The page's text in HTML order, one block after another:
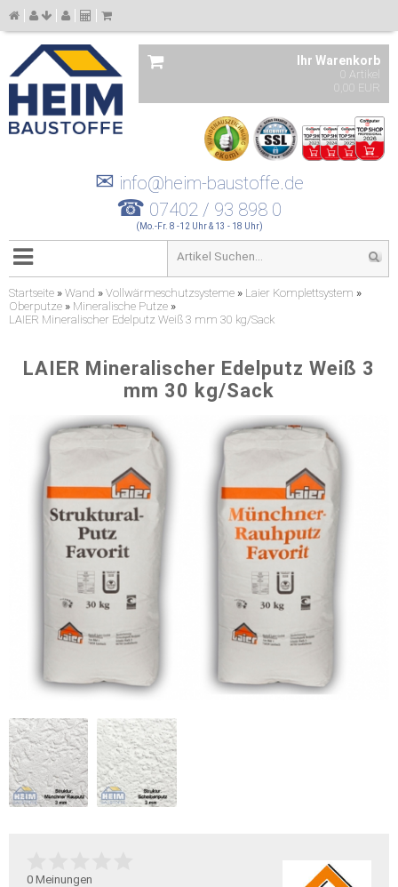
Ihr Warenkorb
0 Artikel
0,00 EUR
✉ info@heim-baustoffe.de
☎ 07402 / 93 898 0
(Mo.-Fr. 8 -12 Uhr & 13 - 18 Uhr)
Startseite » Wand » Vollwärmeschutzsysteme » Laier Komplettsystem »
Oberputze » Mineralische Putze »
LAIER Mineralischer Edelputz Weiß 3 mm 30 kg/Sack
LAIER Mineralischer Edelputz Weiß 3
mm 30 kg/Sack
0 Meinungen